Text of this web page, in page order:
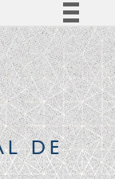
BR
informação
DE